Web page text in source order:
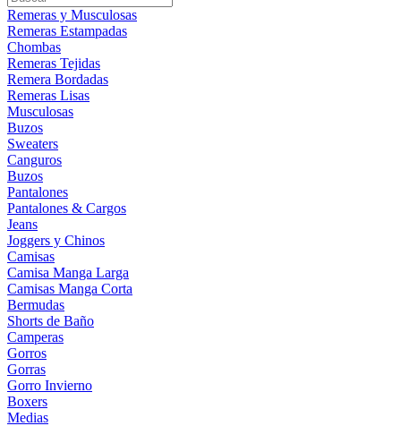
Remeras y Musculosas
Remeras Estampadas
Chombas
Remeras Tejidas
Remera Bordadas
Remeras Lisas
Musculosas
Buzos
Sweaters
Canguros
Buzos
Pantalones
Pantalones & Cargos
Jeans
Joggers y Chinos
Camisas
Camisa Manga Larga
Camisas Manga Corta
Bermudas
Shorts de Baño
Camperas
Gorros
Gorras
Gorro Invierno
Boxers
Medias